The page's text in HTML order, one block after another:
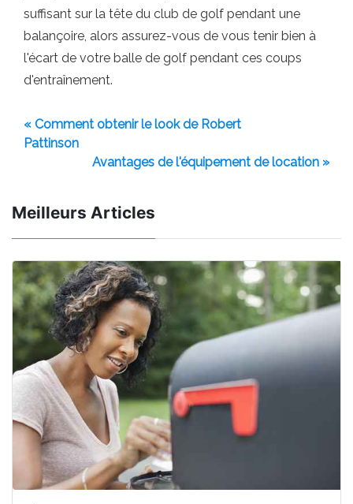
suffisant sur la tête du club de golf pendant une
balançoire, alors assurez-vous de vous tenir bien à
l'écart de votre balle de golf pendant ces coups
d'entraînement.
« Comment obtenir le look de Robert
Pattinson
Avantages de l'équipement de location »
Meilleurs Articles